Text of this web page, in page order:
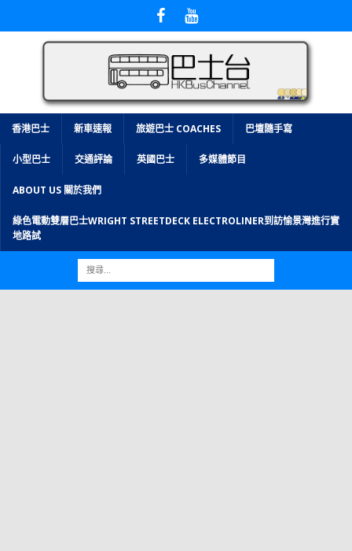
香港巴士 新車速報 旅遊巴士 COACHES 巴壇隨手寫
小型巴士 交通評論 英國巴士 多媒體節目
ABOUT US 關於我們
綠色電動雙層巴士WRIGHT STREETDECK ELECTROLINER到訪愉景灣進行實
地路試